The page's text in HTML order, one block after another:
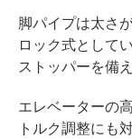
脚パイプは太さ
ロック式として
ストッパーを備
エレベーターの
トルク調整にも